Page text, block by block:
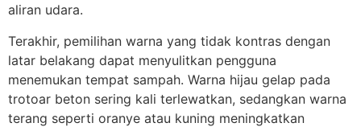
aliran udara.
Terakhir, pemilihan warna yang tidak kontras dengan
latar belakang dapat menyulitkan pengguna
menemukan tempat sampah. Warna hijau gelap pada
trotoar beton sering kali terlewatkan, sedangkan warna
terang seperti oranye atau kuning meningkatkan